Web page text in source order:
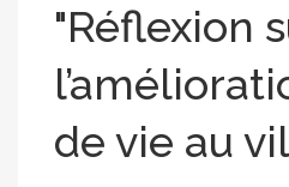
"Réflexion
de vie au